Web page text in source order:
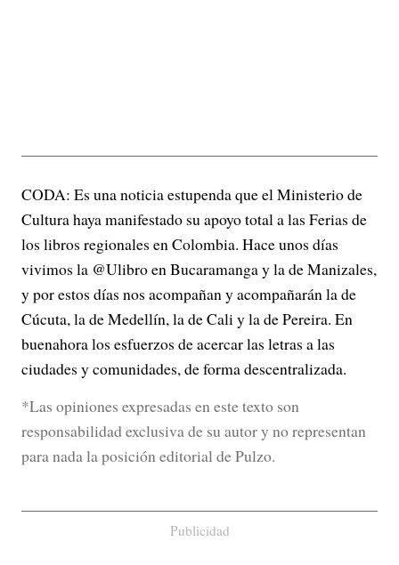
CODA: Es una noticia estupenda que el Ministerio de
Cultura haya manifestado su apoyo total a las Ferias de
los libros regionales en Colombia. Hace unos días
vivimos la @Ulibro en Bucaramanga y la de Manizales,
y por estos días nos acompañan y acompañarán la de
Cúcuta, la de Medellín, la de Cali y la de Pereira. En
buenahora los esfuerzos de acercar las letras a las
ciudades y comunidades, de forma descentralizada.
*Las opiniones expresadas en este texto son
responsabilidad exclusiva de su autor y no representan
para nada la posición editorial de Pulzo.
Publicidad